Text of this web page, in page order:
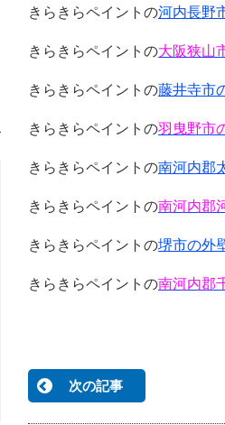
きらきらペイントの河内長野
きらきらペイントの大阪狭山
きらきらペイントの藤井寺市
きらきらペイントの羽曳野市
きらきらペイントの南河内郡
きらきらペイントの南河内郡
きらきらペイントの堺市の外
きらきらペイントの南河内郡
次の記事